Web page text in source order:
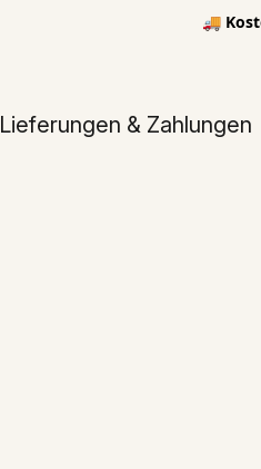
🚚
Lieferungen & Zahlungen